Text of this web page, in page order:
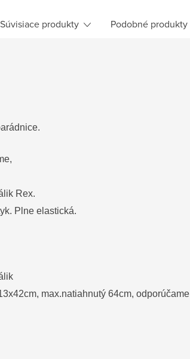
Súvisiace produkty Podobné produkty
Rex.
Plne elastická.
max.natiahnutý 64cm, odporúčame